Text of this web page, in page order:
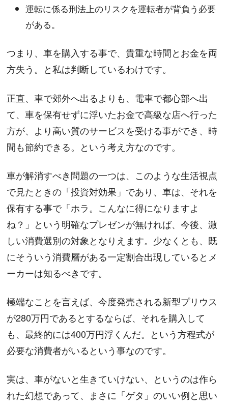
運転に係る刑法上のリスクを運転者が背負う必要
がある。
つまり、車を購入する事で、貴重な時間とお金を両
方失う。と私は判断しているわけです。
正直、車で郊外へ出るよりも、電車で都心部へ出
て、車を保有せずに浮いたお金で高級な店へ行った
方が、より高い質のサービスを受ける事ができ、時
間も節約できる。という考え方なのです。
車が解消すべき問題の一つは、このような生活視点
で見たときの「投資対効果」であり、車は、それを
保有する事で「ホラ。こんなに得になりますよ
ね？」という明確なプレゼンが無ければ、今後、激
しい消費選別の対象となりえます。少なくとも、既
にそういう消費層がある一定割合出現しているとメ
ーカーは知るべきです。
極端なことを言えば、今度発売される新型プリウス
が280万円であるとするならば、それを購入して
も、最終的には400万円浮くんだ。という方程式が
必要な消費者がいるという事なのです。
実は、車がないと生きていけない、というのは作ら
れた幻想であって、まさに「ゲタ」のいい例と思い